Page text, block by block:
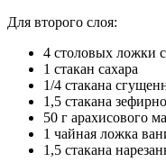
Для второго слоя:
4 столовых ложки
1 стакан сахара
1/4 стакана
1,5 стакана
50 г арахисового
1 чайная ложка
1,5 стакана